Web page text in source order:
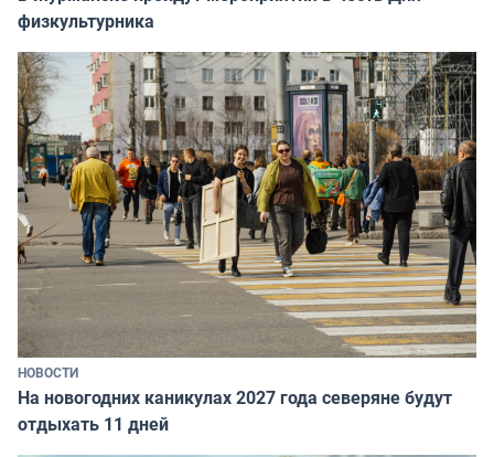
физкультурника
НОВОСТИ
На новогодних каникулах 2027 года северяне будут
отдыхать 11 дней